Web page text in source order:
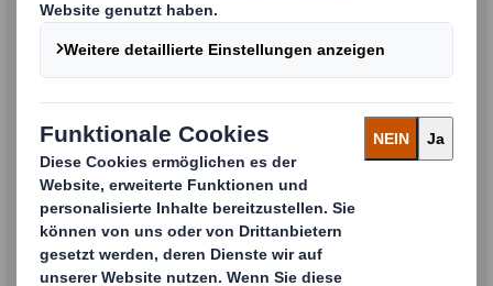
Ja, ich möchte Informationen, Neuigkeiten und
Updates zu Produkten und Dienstleistungen vonDS
Smith per E-Mail erhalten.
Sie können Ihre Zustimmung zum Erhalt von Marketing-E-Mails jederzeit
widerrufen, indem Sie die Abmeldeoption am Ende unserer Marketing-Emails